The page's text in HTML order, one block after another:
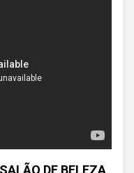
DE BELEZA